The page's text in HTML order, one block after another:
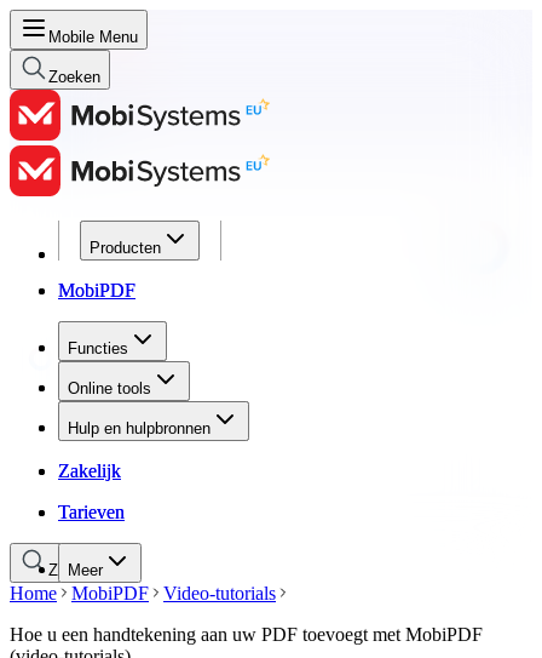
Mobile Menu
Zoeken
Producten
MobiPDF
Functies
Online tools
Hulp en hulpbronnen
Zakelijk
Tarieven
Meer
Producten
MobiPDF
Functies
Online tools
Hulp en hulpbronnen
Zakelijk
Tarieven
Zoeken
Home MobiPDF
Video-tutorials
Hoe u een handtekening aan uw PDF toevoegt met MobiPDF